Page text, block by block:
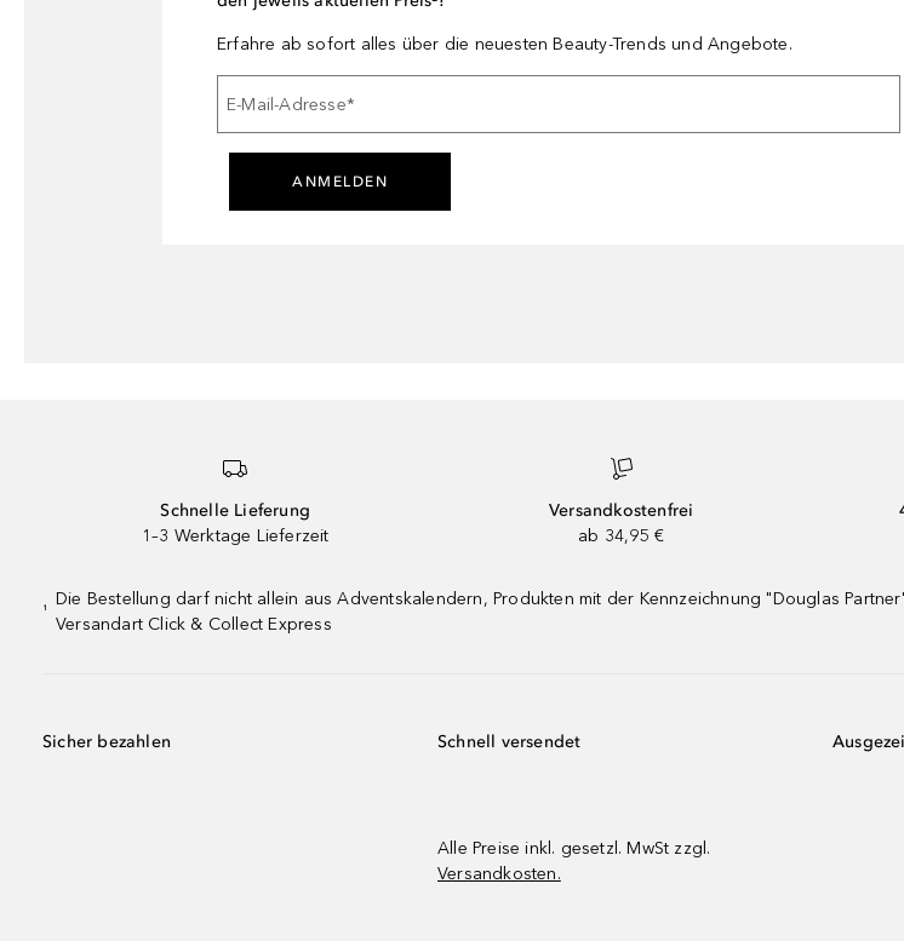
Erfahre ab sofort alles über die neuesten Beauty-Trends und Angebote.
E-Mail-Adresse*
ANMELDEN
Schnelle Lieferung
1–3 Werktage Lieferzeit
Versandkostenfrei
ab 34,95 €
¹
Die Bestellung darf nicht allein aus Adventskalendern, Produkten mit der Kennzeichnung "Douglas
Versandart Click & Collect Express
Sicher bezahlen Schnell versendet
Alle Preise inkl. gesetzl. MwSt zzgl.
Versandkosten.